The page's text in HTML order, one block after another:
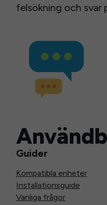
felsökning och svar
Guider
Kompatibla enheter
Installationsguide
Vanliga frågor